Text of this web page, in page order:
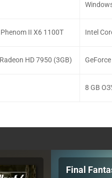
II X6 1100T
HD 7950 (3GB)
Intel
8 GB
Final